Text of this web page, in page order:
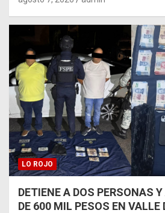
LO ROJO
DETIENE A DOS PERSONAS
DE 600 MIL PESOS EN VALLE